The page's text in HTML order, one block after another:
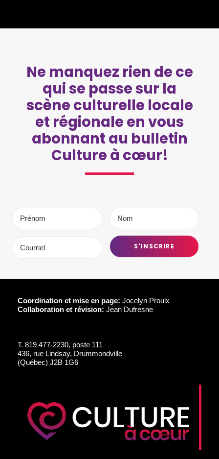
Ne manquez rien de ce
qui se passe sur la
scène culturelle locale
et régionale en vous
abonnant au bulletin
Culture à cœur!
Coordination et mise en page: Jocelyn Proulx
Collaboration et révision: Jean Dufresne
T. 819 477-2230, poste 111
436, rue Lindsay, Drummondville
(Québec) J2B 1G6